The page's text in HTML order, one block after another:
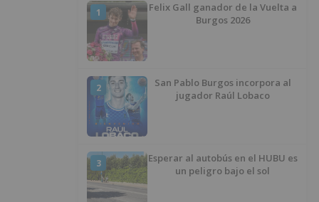
1
Felix Gall ganador de la Vuelta a
Burgos 2026
2
San Pablo Burgos incorpora al
jugador Raúl Lobaco
3
Esperar al autobús en el HUBU es
un peligro bajo el sol